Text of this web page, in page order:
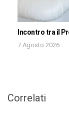
Incontro tra il
7 Agosto 2026
Correlati